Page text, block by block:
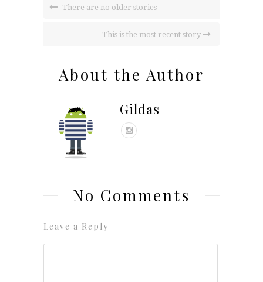
There are no older stories
This is the most recent story
About the Author
Gildas
No Comments
Leave a Reply